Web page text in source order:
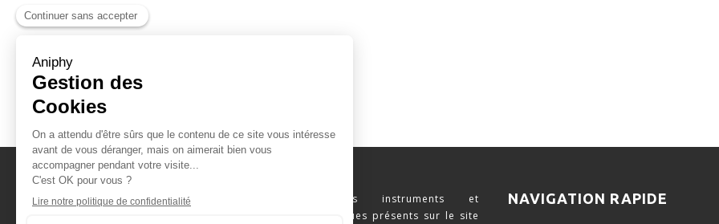
Naviguez parmi les instruments et
consommables scientifiques présents sur le site
NAVIGATION RAPIDE